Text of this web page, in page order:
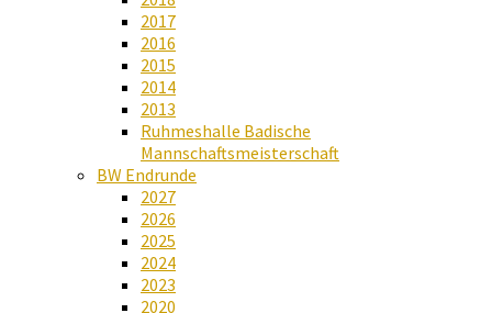
2017
2016
2015
2014
2013
Ruhmeshalle Badische
Mannschaftsmeisterschaft
BW Endrunde
2027
2026
2025
2024
2023
2020